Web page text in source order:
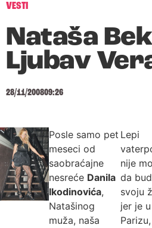
VESTI
Nataša
Ljubav
28/11/200809:26
Posle samo pet
meseci od
saobraćajne
nesreće Danila
Ikodinovića,
Natašinog
muža, naša
Lepi
nije
da
svoju
jer je u